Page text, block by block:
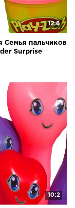
12:6
Семья пальчиков
Surprise
10:2